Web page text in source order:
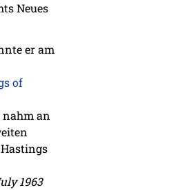
Neues
er am
of
nahm an
1963